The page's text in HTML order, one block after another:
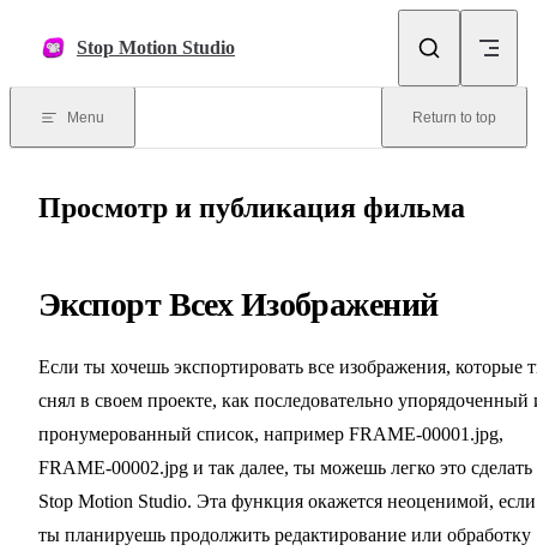
Stop Motion Studio
Menu Return to top
Просмотр и публикация фильма
Экспорт Всех Изображений
Если ты хочешь экспортировать все изображения, которые
снял в своем проекте, как последовательно упорядоченный
пронумерованный список, например FRAME-00001.jpg,
FRAME-00002.jpg и так далее, ты можешь легко это сделать
Stop Motion Studio. Эта функция окажется неоценимой, если
ты планируешь продолжить редактирование или обработку